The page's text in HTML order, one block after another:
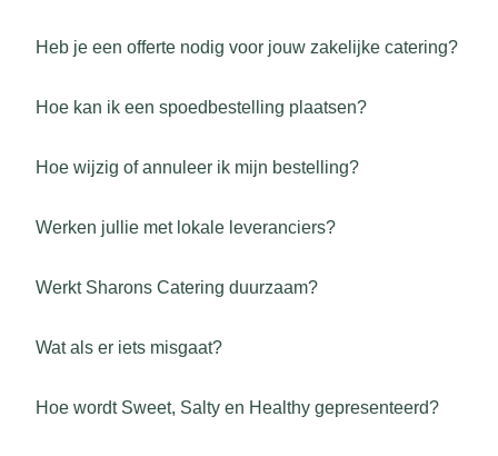
Heb je een offerte nodig voor jouw zakelijke catering?
Hoe kan ik een spoedbestelling plaatsen?
Hoe wijzig of annuleer ik mijn bestelling?
Werken jullie met lokale leveranciers?
Werkt Sharons Catering duurzaam?
Wat als er iets misgaat?
Hoe wordt Sweet, Salty en Healthy gepresenteerd?